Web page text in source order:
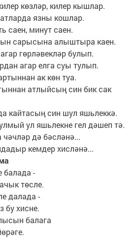
көзләр, килер кышлар.
язны кошлар.
саен, минут саен.
сарысына алыштыра каен.
гөрләвекләр булып.
агар елга суы тулып.
ак көн туа.
атлыйсың син бик сак
кайтасың син шул яшьлеккә.
ул яшьлекне гел дәшеп тә.
чәчләр дә бәсләнә...
кемдер хисләнә...
балада -
төсле.
далада -
бу хисне.
балага